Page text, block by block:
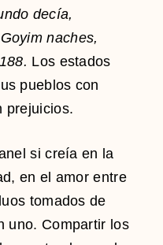
decía,
naches,
Los estados
pueblos con
prejuicios.
si creía en la
en el amor entre
tomados de
uno. Compartir los